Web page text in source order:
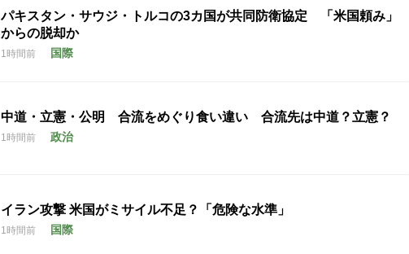
パキスタン・サウジ・トルコの3カ国が共同防衛協定 「米国頼み」
からの脱却か
1時間前 国際
中道・立憲・公明 合流をめぐり食い違い 合流先は中道？立憲？
1時間前 政治
イラン攻撃 米国がミサイル不足？「危険な水準」
1時間前 国際